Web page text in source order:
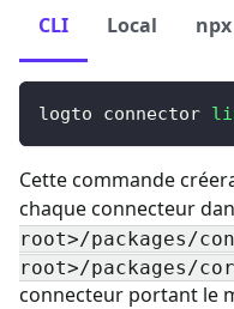
CLI Local npx
logto connector
Cette commande
chaque connecteur
root>/packages/
root>/packages/
connecteur portant le